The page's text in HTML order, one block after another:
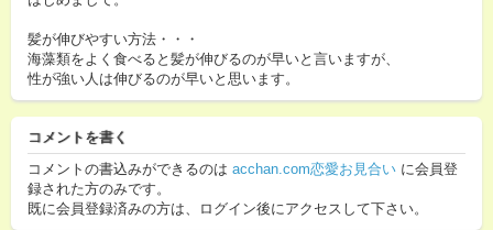
髪が伸びやすい方法・・・
海藻類をよく食べると髪が伸びるのが早いと言いますが、
性が強い人は伸びるのが早いと思います。
コメントを書く
コメントの書込みができるのは acchan.com恋愛お見合い に会員登
録された方のみです。
既に会員登録済みの方は、ログイン後にアクセスして下さい。